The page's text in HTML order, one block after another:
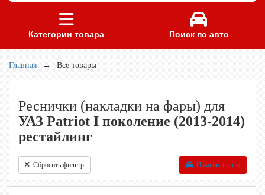
Категории товара Поиск по авто
Главная → Все товары
Реснички (накладки на фары) для
УАЗ Patriot I поколение (2013-2014)
рестайлинг
Сбросить фильтр Изменить авто